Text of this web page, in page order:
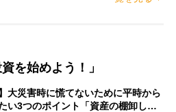
を始めよう！」
大災害時に慌てないために平時から
い3つのポイント「資産の棚卸し…